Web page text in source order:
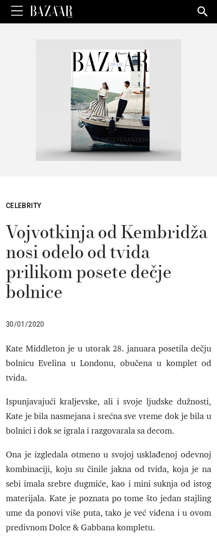
for:
CELEBRITY
Vojvotkinja od Kembridža
nosi odelo od tvida
prilikom posete dečje
bolnice
30/01/2020
Kate Middleton je u utorak 28. januara posetila dečju
bolnicu Evelina u Londonu, obučena u komplet od
tvida.
Ispunjavajući kraljevske, ali i svoje ljudske dužnosti,
Kate je bila nasmejana i srećna sve vreme dok je bila u
bolnici i dok se igrala i razgovarala sa decom.
Ona je izgledala otmeno u svojoj usklađenoj odevnoj
kombinaciji, koju su činile jakna od tvida, koja je na
sebi imala srebre dugmiće, kao i mini suknja od istog
materijala. Kate je poznata po tome što jedan stajling
ume da ponovi više puta, tako je već viđena i u ovom
predivnom Dolce & Gabbana kompletu.